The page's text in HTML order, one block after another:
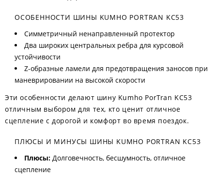
ОСОБЕННОСТИ ШИНЫ KUMHO PORTRAN KC53
Симметричный ненаправленный протектор
Два широких центральных ребра для курсовой
устойчивости
Z-образные ламели для предотвращения заносов при
маневрировании на высокой скорости
Эти особенности делают шину Kumho PorTran KC53
отличным выбором для тех, кто ценит отличное
сцепление с дорогой и комфорт во время поездок.
ПЛЮСЫ И МИНУСЫ ШИНЫ KUMHO PORTRAN KC53
Плюсы: Долговечность, бесшумность, отличное
сцепление